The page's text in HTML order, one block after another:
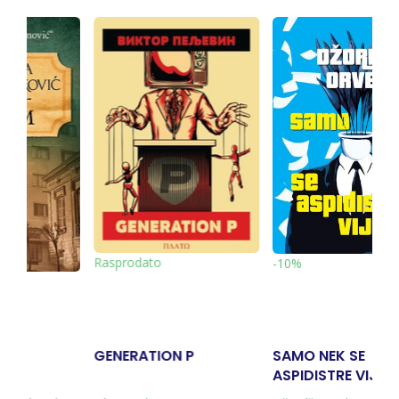
-10%
SAMO NEK SE
-10%
POKLONJENO